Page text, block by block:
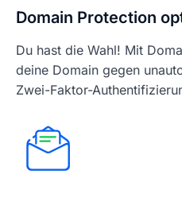
Domain Protection
Du hast die Wahl! Mit
deine Domain gegen
Zwei-Faktor-